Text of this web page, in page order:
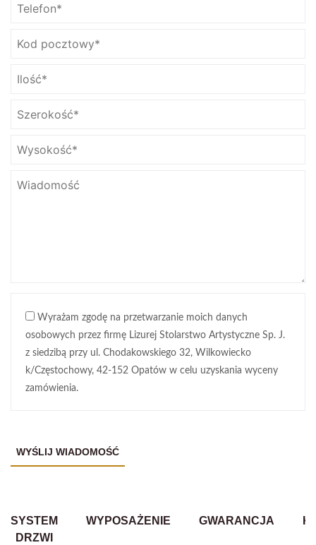
Wyrażam zgodę na przetwarzanie moich danych
osobowych przez firmę Lizurej Stolarstwo Artystyczne Sp. J.
z siedzibą przy ul. Chodakowskiego 32, Wilkowiecko
k/Częstochowy, 42-152 Opatów w celu uzyskania wyceny
zamówienia.
SYSTEM
DRZWI
WYPOSAŻENIE GWARANCJA